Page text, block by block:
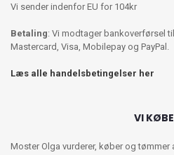
Vi sender indenfor EU for 104kr
Betaling: Vi modtager bankoverførsel
Mastercard, Visa, Mobilepay og PayPal.
Læs alle handelsbetingelser her
VI
Moster Olga vurderer, køber og